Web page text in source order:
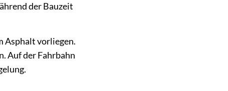
der Bauzeit
Asphalt vorliegen.
Auf der Fahrbahn